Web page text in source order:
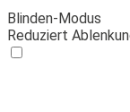
Blinden-Modus
Reduziert